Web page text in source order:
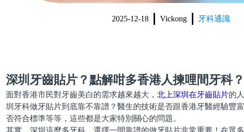
2025-12-18 Vickong 牙科通識
深圳牙齒貼片？點解咁多香港人揀哩間牙科？
面對香港市民對牙齒美白的需求越來越大， 北上深圳在牙齒貼片的
圳牙科做牙貼片到底靠不靠譜？醫生的技術是否跟香港牙醫經驗豐
否符合標準等等，這些都是大家特別關心的問題。